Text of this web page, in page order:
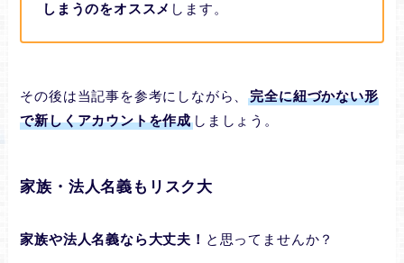
しまうのをオススメ します。
その後は当記事を参考にしながら、完全に紐づかない形
で新しくアカウントを作成 しましょう。
家族・法人名義もリスク大
家族や法人名義なら大丈夫！ と思ってませんか？